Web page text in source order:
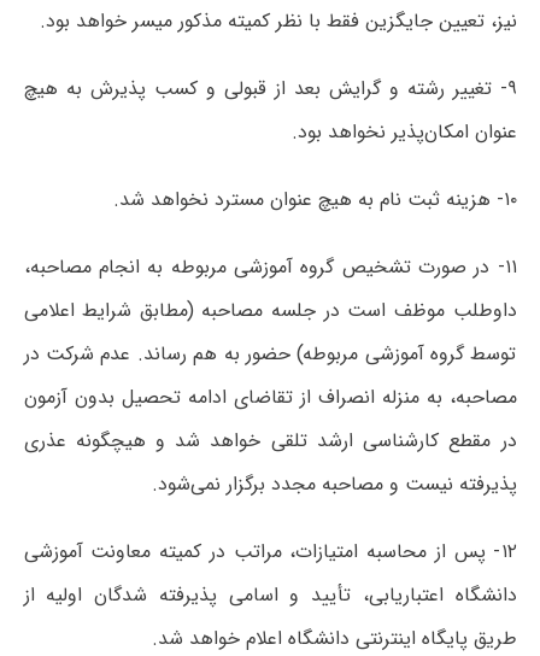
نیز، تعیین جایگزین فقط با نظر کمیته مذکور میسر خواهد بود.
۹- تغییر رشته و گرایش بعد از قبولی و کسب پذیرش به هیچ
عنوان امکان‌پذیر نخواهد بود.
۱۰- هزینه ثبت نام به هیچ عنوان مسترد نخواهد شد.
۱۱- در صورت تشخیص گروه آموزشی مربوطه به انجام مصاحبه،
داوطلب موظف است در جلسه مصاحبه (مطابق شرایط اعلامی
توسط گروه آموزشی مربوطه) حضور به هم رساند. عدم شرکت در
مصاحبه، به منزله انصراف از تقاضای ادامه تحصیل بدون آزمون
در مقطع کارشناسی ارشد تلقی خواهد شد و هیچگونه عذری
پذیرفته نیست و مصاحبه مجدد برگزار نمی‌شود.
۱۲- پس از محاسبه امتیازات، مراتب در کمیته معاونت آموزشی
دانشگاه اعتباریابی، تأیید و اسامی پذیرفته شدگان اولیه از
طریق پایگاه اینترنتی دانشگاه اعلام خواهد شد.